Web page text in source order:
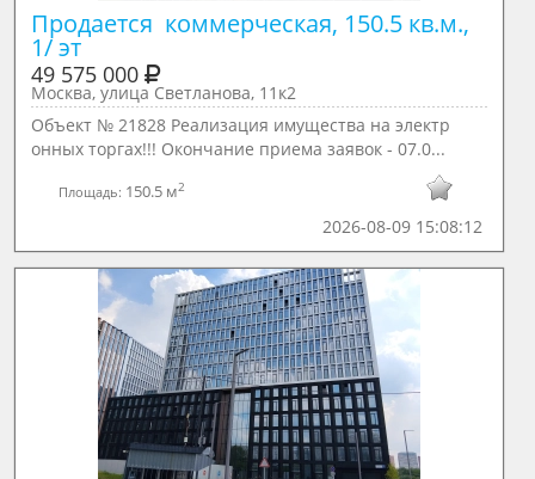
Продается  коммерческая, 150.5 кв.м.,
1/ эт
49 575 000
Москва, улица Светланова, 11к2
Объект № 21828 Реализация имущества на электр
онных торгах!!! Окончание приема заявок - 07.0...
Площадь: 150.5 м2
2026-08-09 15:08:12